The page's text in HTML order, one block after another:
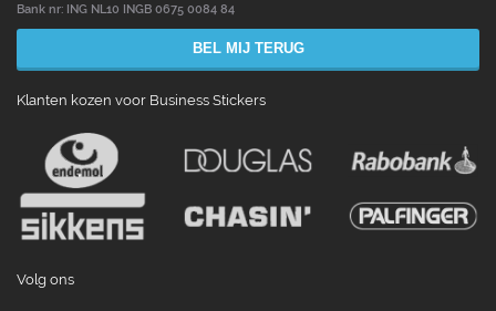
Bank nr: ING NL10 INGB 0675 0084 84
BEL MIJ TERUG
Klanten kozen voor Business Stickers
Volg ons